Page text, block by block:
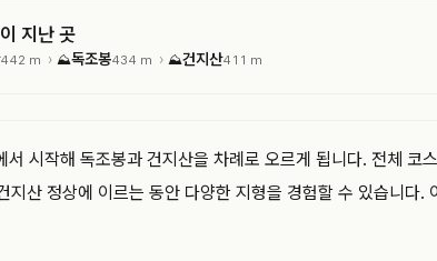
지난 곳
442 m › ⛰독조봉434 m › ⛰건지산411 m
시작해 독조봉과 건지산을 차례로 오르게 됩니다. 전체 코
산 정상에 이르는 동안 다양한 지형을 경험할 수 있습니다.